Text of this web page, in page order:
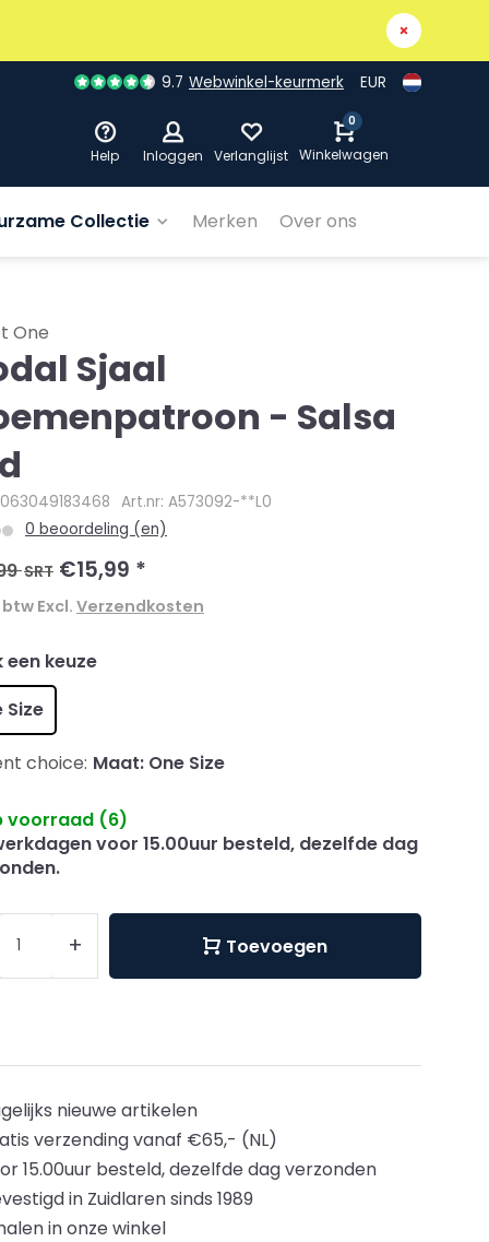
9.7 Webwinkel-keurmerk EUR
Help Inloggen Verlanglijst
0
Winkelwagen
Collectie Merken Over ons
One
Sjaal
- Salsa
Art.nr: A573092-**L0
0 beoordeling (en)
SRT €15,99 *
Excl. Verzendkosten
een keuze
Size
choice: Maat: One Size
voorraad (6)
voor 15.00uur besteld, dezelfde dag
+ Toevoegen
nieuwe artikelen
verzending vanaf €65,- (NL)
15.00uur besteld, dezelfde dag verzonden
in Zuidlaren sinds 1989
in onze winkel